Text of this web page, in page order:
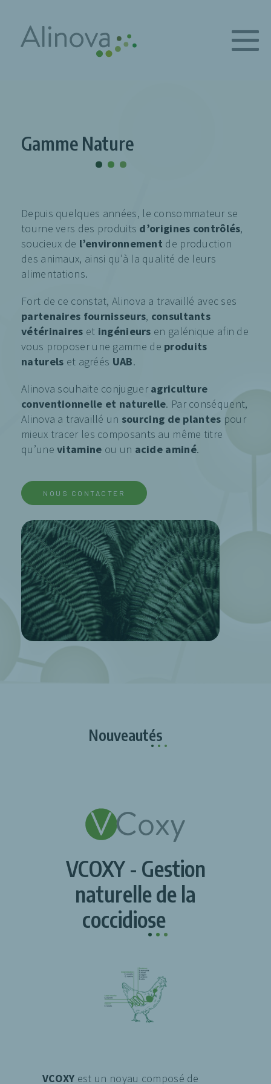
Gamme Nature
...
Depuis quelques années, le consommateur se
tourne vers des produits d’origines contrôlés,
soucieux de l’environnement de production
des animaux, ainsi qu’à la qualité de leurs
alimentations.
Fort de ce constat, Alinova a travaillé avec ses
partenaires fournisseurs, consultants
vétérinaires et ingénieurs en galénique afin de
vous proposer une gamme de produits
naturels et agréés UAB.
Alinova souhaite conjuguer agriculture
conventionnelle et naturelle. Par conséquent,
Alinova a travaillé un sourcing de plantes pour
mieux tracer les composants au même titre
qu’unevitamine ou un acide aminé.
NOUS CONTACTER
Nouveautés
...
VCOXY - Gestion
naturelle de la
coccidiose
...
VCOXY est un noyau composé de